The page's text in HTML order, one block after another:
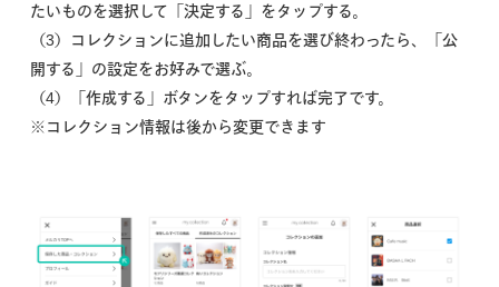
たいものを選択して「決定する」をタップする。
（3）コレクションに追加したい商品を選び終わったら、「公
開する」の設定をお好みで選ぶ。
（4）「作成する」ボタンをタップすれば完了です。
※コレクション情報は後から変更できます